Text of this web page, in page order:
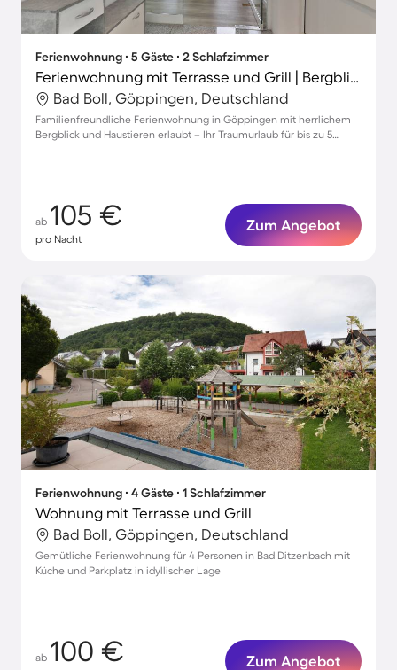
Ferienwohnung ∙ 5 Gäste ∙ 2 Schlafzimmer
Ferienwohnung mit Terrasse und Grill | Bergblick
Bad Boll, Göppingen, Deutschland
Familienfreundliche Ferienwohnung in Göppingen mit herrlichem
Bergblick und Haustieren erlaubt – Ihr Traumurlaub für bis zu 5
ab 105 €
pro Nacht
Zum Angebot
Ferienwohnung ∙ 4 Gäste ∙ 1 Schlafzimmer
Wohnung mit Terrasse und Grill
Bad Boll, Göppingen, Deutschland
Gemütliche Ferienwohnung für 4 Personen in Bad Ditzenbach mit
Küche und Parkplatz in idyllischer Lage
ab 100 € Zum Angebot